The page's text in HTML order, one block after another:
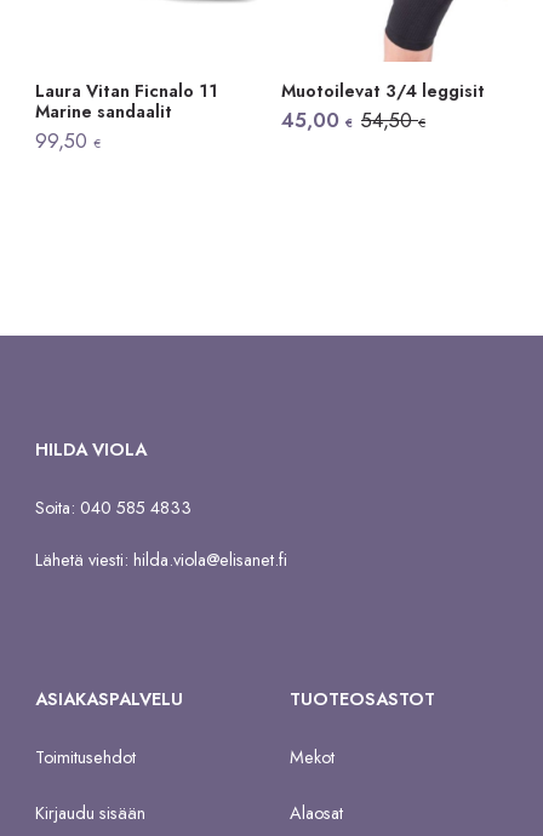
Laura Vitan Ficnalo 11
Marine sandaalit
99,50€
Muotoilevat 3/4 leggisit
54,50€
Alkuperäinen
hinta
45,00 €
Nykyinen
hinta
HILDA VIOLA
Soita: 040 585 4833
Lähetä viesti:hilda.viola@elisanet.fi
ASIAKASPALVELU
Toimitusehdot
Kirjaudu sisään
TUOTEOSASTOT
Mekot
Alaosat